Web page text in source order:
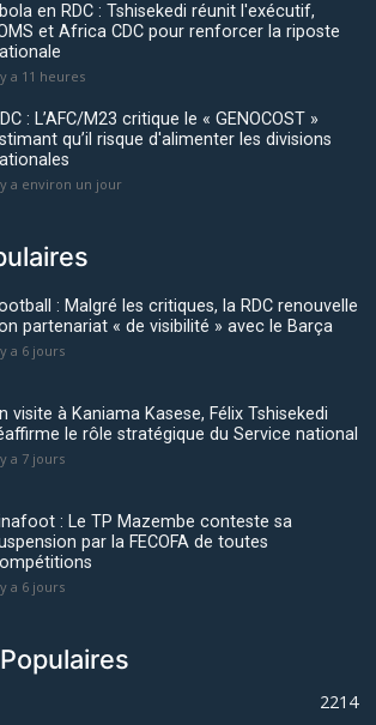
en RDC : Tshisekedi réunit l'exécutif,
et Africa CDC pour renforcer la riposte
a 11 heures
: L’AFC/M23 critique le « GENOCOST »
qu’il risque d'alimenter les divisions
a environ un jour
: Malgré les critiques, la RDC renouvelle
partenariat « de visibilité » avec le Barça
a 6 jours
visite à Kaniama Kasese, Félix Tshisekedi
le rôle stratégique du Service national
a 7 jours
: Le TP Mazembe conteste sa
par la FECOFA de toutes
a 6 jours
2214